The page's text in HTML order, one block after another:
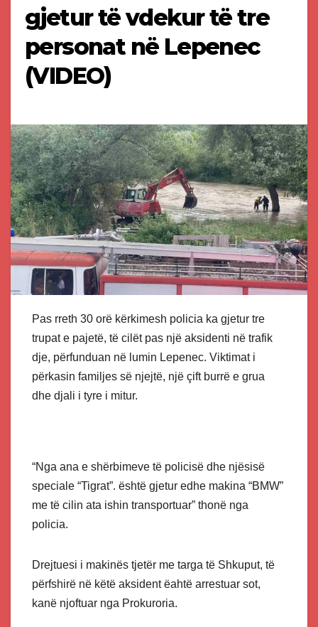
gjetur të vdekur të tre
personat në Lepenec
(VIDEO)
Pas rreth 30 orë kërkimesh policia ka gjetur tre
trupat e pajetë, të cilët pas një aksidenti në trafik
dje, përfunduan në lumin Lepenec. Viktimat i
përkasin familjes së njejtë, një çift burrë e grua
dhe djali i tyre i mitur.
“Nga ana e shërbimeve të policisë dhe njësisë
speciale “Tigrat”. është gjetur edhe makina “BMW”
me të cilin ata ishin transportuar” thonë nga
policia.
Drejtuesi i makinës tjetër me targa të Shkuput, të
përfshirë në këtë aksident ëahtë arrestuar sot,
kanë njoftuar nga Prokuroria.